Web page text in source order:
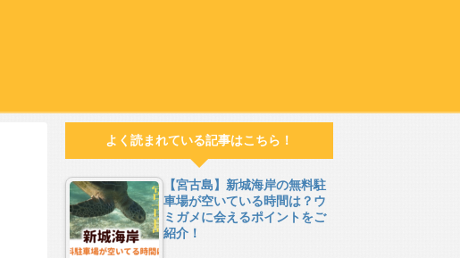
よく読まれている記事はこちら！
【宮古島】新城海岸の無料駐
車場が空いている時間は？ウ
ミガメに会えるポイントをご
紹介！